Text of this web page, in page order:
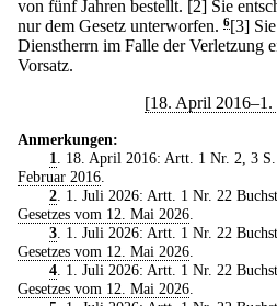
von fünf Jahren bestellt. [2] Sie
nur dem Gesetz unterworfen. 6[3]
Dienstherrn im Falle der Verletzung
Vorsatz.
[18. April 2016–1.
Anmerkungen:
1
. 18. April 2016: Artt. 1 Nr. 2, 3 S.
Februar 2016
2. 1. Juli 2026: Artt. 1 Nr. 22
Gesetzes vom 12. Mai 2026
3. 1. Juli 2026: Artt. 1 Nr. 22
Gesetzes vom 12. Mai 2026
4. 1. Juli 2026: Artt. 1 Nr. 22
Gesetzes vom 12. Mai 2026